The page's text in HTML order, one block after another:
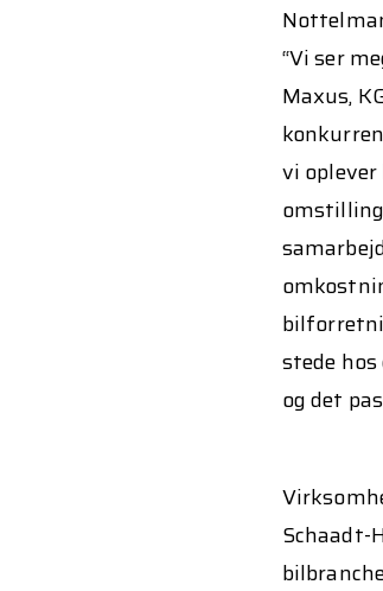
“Vi ser
Maxus,
vi
stede
og det
Schaadt-